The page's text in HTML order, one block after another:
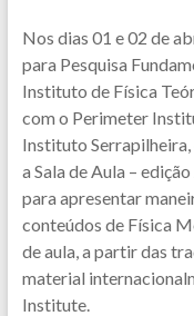
Nos dias 01 e 02 de
para Pesquisa
Instituto de Física
com o Perimeter
Instituto Serrapilheira,
a Sala de Aula –
para apresentar
conteúdos de Física
de aula, a partir das
material
Institute.